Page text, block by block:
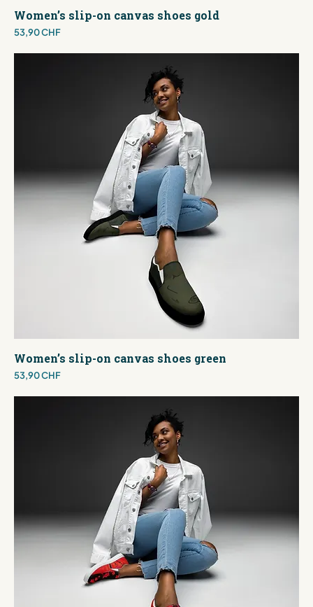
Women’s slip-on canvas shoes gold
Preis
53,90 CHF
Women’s slip-on canvas shoes green
Preis
53,90 CHF